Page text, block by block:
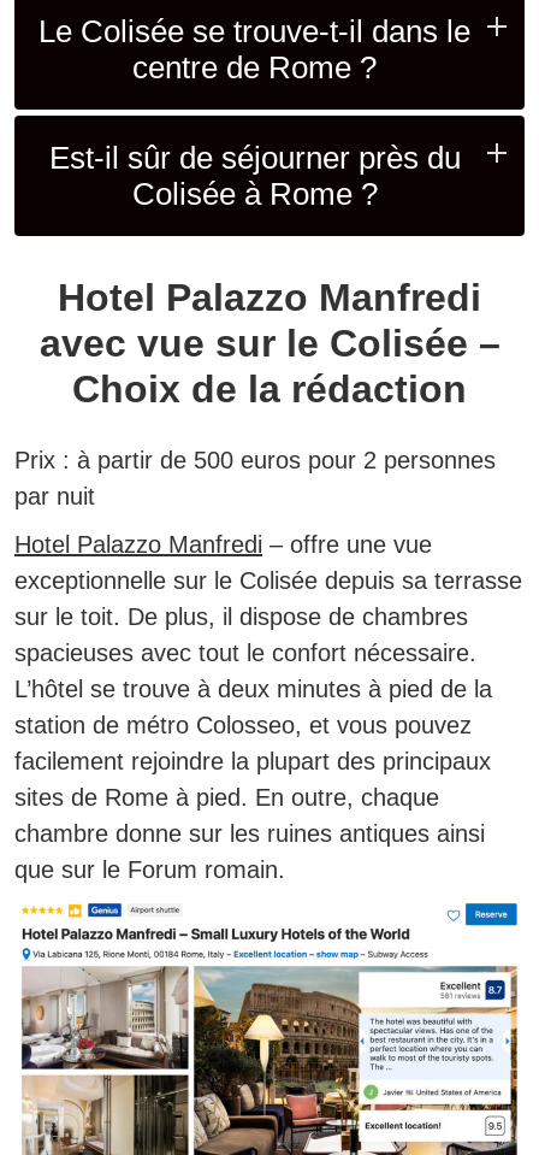
Le Colisée se trouve-t-il dans le
centre de Rome ?
Est-il sûr de séjourner près du
Colisée à Rome ?
Hotel Palazzo Manfredi
avec vue sur le Colisée –
Choix de la rédaction
Prix : à partir de 500 euros pour 2 personnes
par nuit
Hotel Palazzo Manfredi – offre une vue
exceptionnelle sur le Colisée depuis sa terrasse
sur le toit. De plus, il dispose de chambres
spacieuses avec tout le confort nécessaire.
L’hôtel se trouve à deux minutes à pied de la
station de métro Colosseo, et vous pouvez
facilement rejoindre la plupart des principaux
sites de Rome à pied. En outre, chaque
chambre donne sur les ruines antiques ainsi
que sur le Forum romain.